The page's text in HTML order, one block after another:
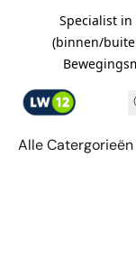
Specialist in
(binnen/
Alle Catergorieën